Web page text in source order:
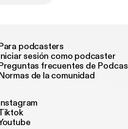
podcasters
sesión como podcaster
frecuentes de
de la comunidad